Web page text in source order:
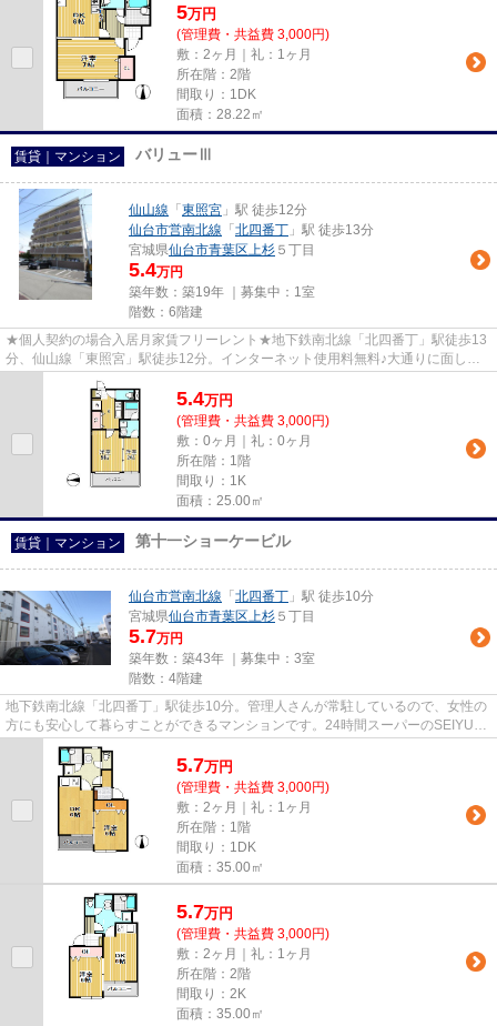
5万円
(管理費・共益費 3,000円)
敷：2ヶ月｜礼：1ヶ月
所在階：2階
間取り：1DK
面積：28.22㎡
賃貸｜マンション バリューⅢ
仙山線 「 東照宮 」駅 徒歩12分
仙台市営南北線 「 北四番丁 」駅 徒歩13分
宮城県仙台市青葉区上杉 ５丁目
5.4万円
築年数：築19年 ｜募集中： 1室
階数：6階建
★個人契約の場合入居月家賃フリーレント★地下鉄南北線「北四番丁」駅徒歩13
分、仙山線「東照宮」駅徒歩12分。インターネット使用料無料♪大通りに面して
おり、オートロックや防犯カメラ...
5.4万円
(管理費・共益費 3,000円)
敷：0ヶ月｜礼：0ヶ月
所在階：1階
間取り：1K
面積：25.00㎡
賃貸｜マンション 第十一ショーケービル
仙台市営南北線 「 北四番丁 」駅 徒歩10分
宮城県仙台市青葉区上杉 ５丁目
5.7万円
築年数：築43年 ｜募集中： 3室
階数：4階建
地下鉄南北線「北四番丁」駅徒歩10分。管理人さんが常駐しているので、女性の
方にも安心して暮らすことができるマンションです。24時間スーパーのSEIYUま
で徒歩2分、多彩な店舗が入っ...
5.7万円
(管理費・共益費 3,000円)
敷：2ヶ月｜礼：1ヶ月
所在階：1階
間取り：1DK
面積：35.00㎡
5.7万円
(管理費・共益費 3,000円)
敷：2ヶ月｜礼：1ヶ月
所在階：2階
間取り：2K
面積：35.00㎡